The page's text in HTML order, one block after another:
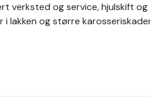
verksted og service, hjulskift og
i lakken og større